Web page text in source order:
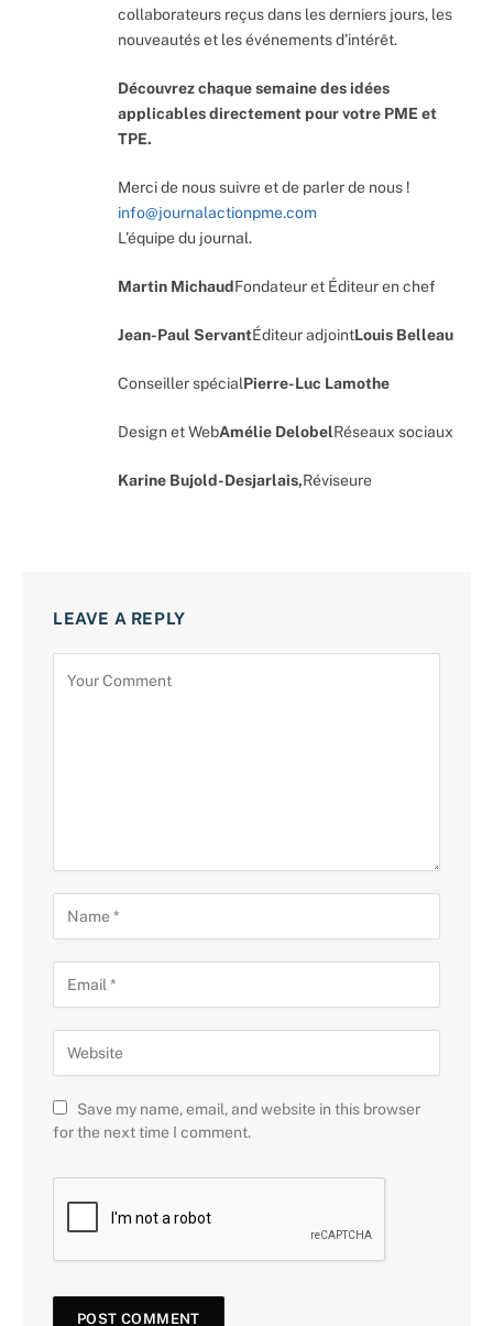
collaborateurs reçus dans les derniers jours, les
nouveautés et les événements d’intérêt.
Découvrez chaque semaine des idées
applicables directement pour votre PME et
TPE.
Merci de nous suivre et de parler de nous !
info@journalactionpme.com
L’équipe du journal.
Martin MichaudFondateur et Éditeur en chef
Jean-Paul ServantÉditeur adjointLouis Belleau
Conseiller spécialPierre-Luc Lamothe
Design et WebAmélie DelobelRéseaux sociaux
Karine Bujold-Desjarlais,Réviseure
LEAVE A REPLY
Save my name, email, and website in this browser
for the next time I comment.